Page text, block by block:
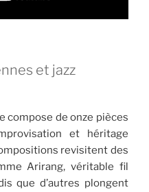
et jazz
compose de onze pièces
et héritage
revisitent des
Arirang, véritable fil
que d’autres plongent